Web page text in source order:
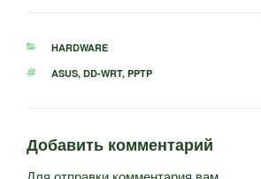
РУБРИКИ
HARDWARE
МЕТКИ
ASUS, DD-WRT, PPTP
Добавить комментарий